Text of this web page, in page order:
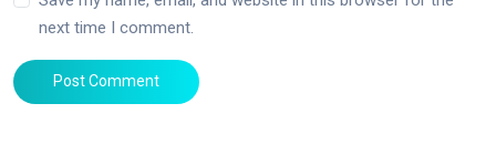
next time I comment.
Post Comment